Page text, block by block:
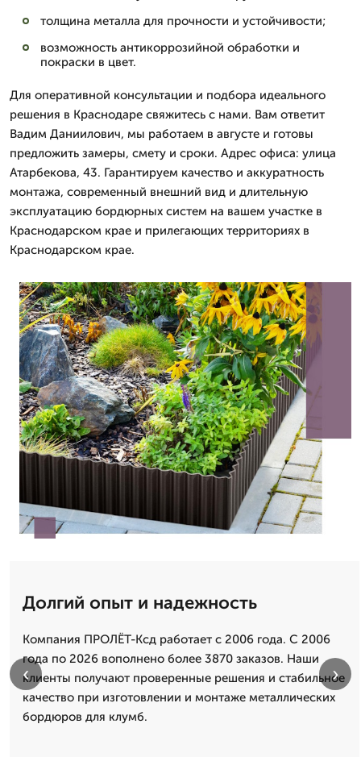
толщина металла для прочности и устойчивости;
возможность антикоррозийной обработки и
покраски в цвет.
Для оперативной консультации и подбора идеального
решения в Краснодаре свяжитесь с нами. Вам ответит
Вадим Даниилович, мы работаем в августе и готовы
предложить замеры, смету и сроки. Адрес офиса: улица
Атарбекова, 43. Гарантируем качество и аккуратность
монтажа, современный внешний вид и длительную
эксплуатацию бордюрных систем на вашем участке в
Краснодарском крае и прилегающих территориях в
Краснодарском крае.
Долгий опыт и надежность
Компания ПРОЛЁТ-Ксд работает с 2006 года. С 2006
года по 2026 вополнено более 3870 заказов. Наши
клиенты получают проверенные решения и стабильное
качество при изготовлении и монтаже металлических
бордюров для клумб.
‹ ›